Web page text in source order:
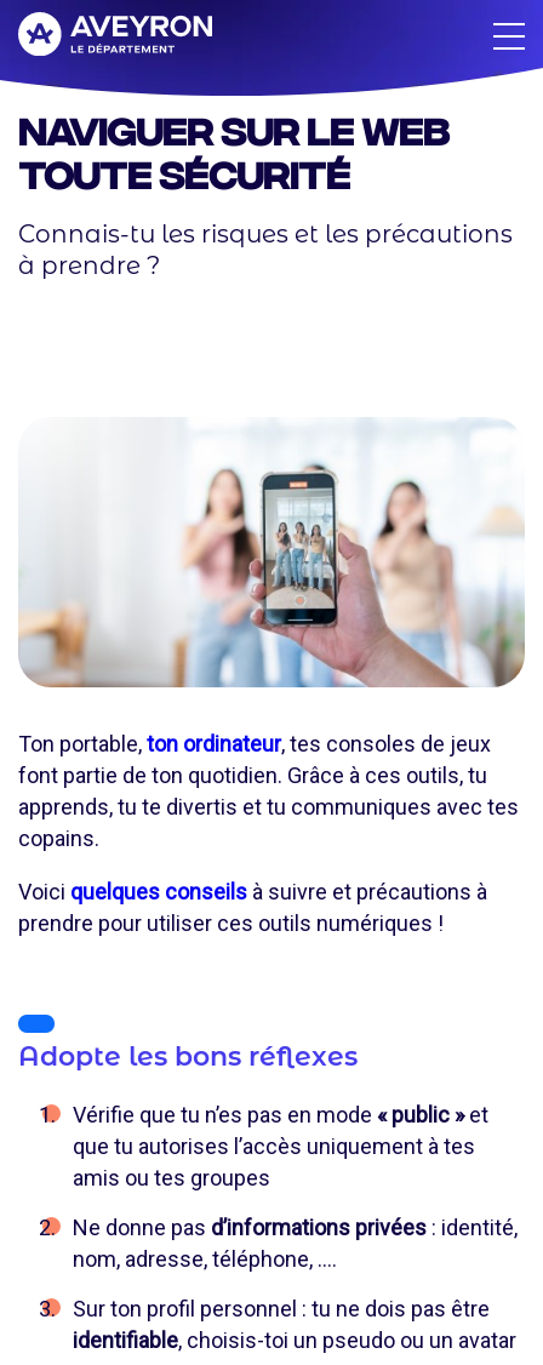
Aller
au
contenu
principal
Naviguer sur le Web
toute sécurité
Connais-tu les risques et les précautions
à prendre ?
Ton portable,ton ordinateur, tes consoles de jeux
font partie de ton quotidien. Grâce à ces outils, tu
apprends, tu te divertis et tu communiques avec tes
copains.
Voici quelques conseils à suivre et précautions à
prendre pour utiliser ces outils numériques !
Adopte les bons réflexes
Vérifie que tu n’es pas en mode « public »et
que tu autorises l’accès uniquement à tes
amis ou tes groupes
Ne donne pas d’informations privées : identité,
nom, adresse, téléphone, ….
Sur ton profil personnel : tu ne dois pas être
identifiable, choisis-toi un pseudo ou un avatar